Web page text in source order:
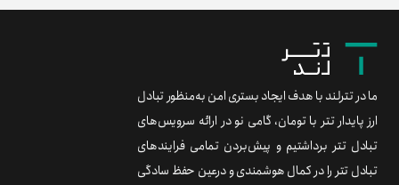
ما در تترلند با هدف ایجاد بستری امن به‌منظور تبادل
ارز پایدار تتر با تومان، گامی نو در ارائه سرویس‌های
تبادل تتر برداشتیم و پیش‌بردن تمامی فرایندهای
تبادل تتر را در کمال هوشمندی و درعین حفظ سادگی